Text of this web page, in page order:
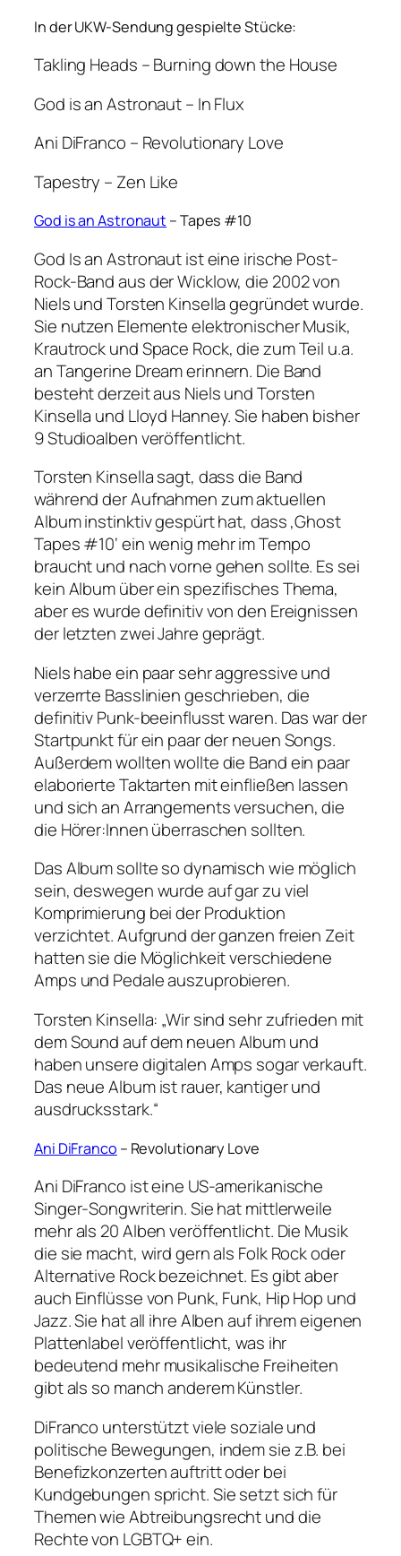
In der UKW-Sendung gespielte Stücke:
Takling Heads – Burning down the House
God is an Astronaut – In Flux
Ani DiFranco – Revolutionary Love
Tapestry – Zen Like
God is an Astronaut – Tapes #10
God Is an Astronaut ist eine irische Post-
Rock-Band aus der Wicklow, die 2002 von
Niels und Torsten Kinsella gegründet wurde.
Sie nutzen Elemente elektronischer Musik,
Krautrock und Space Rock, die zum Teil u.a.
an Tangerine Dream erinnern. Die Band
besteht derzeit aus Niels und Torsten
Kinsella und Lloyd Hanney. Sie haben bisher
9 Studioalben veröffentlicht.
Torsten Kinsella sagt, dass die Band
während der Aufnahmen zum aktuellen
Album instinktiv gespürt hat, dass ‚Ghost
Tapes #10‘ ein wenig mehr im Tempo
braucht und nach vorne gehen sollte. Es sei
kein Album über ein spezifisches Thema,
aber es wurde definitiv von den Ereignissen
der letzten zwei Jahre geprägt.
Niels habe ein paar sehr aggressive und
verzerrte Basslinien geschrieben, die
definitiv Punk-beeinflusst waren. Das war der
Startpunkt für ein paar der neuen Songs.
Außerdem wollten wollte die Band ein paar
elaborierte Taktarten mit einfließen lassen
und sich an Arrangements versuchen, die
die Hörer:Innen überraschen sollten.
Das Album sollte so dynamisch wie möglich
sein, deswegen wurde auf gar zu viel
Komprimierung bei der Produktion
verzichtet. Aufgrund der ganzen freien Zeit
hatten sie die Möglichkeit verschiedene
Amps und Pedale auszuprobieren.
Torsten Kinsella: „Wir sind sehr zufrieden mit
dem Sound auf dem neuen Album und
haben unsere digitalen Amps sogar verkauft.
Das neue Album ist rauer, kantiger und
ausdrucksstark.“
Ani DiFranco – Revolutionary Love
Ani DiFranco ist eine US-amerikanische
Singer-Songwriterin. Sie hat mittlerweile
mehr als 20 Alben veröffentlicht. Die Musik
die sie macht, wird gern als Folk Rock oder
Alternative Rock bezeichnet. Es gibt aber
auch Einflüsse von Punk, Funk, Hip Hop und
Jazz. Sie hat all ihre Alben auf ihrem eigenen
Plattenlabel veröffentlicht, was ihr
bedeutend mehr musikalische Freiheiten
gibt als so manch anderem Künstler.
DiFranco unterstützt viele soziale und
politische Bewegungen, indem sie z.B. bei
Benefizkonzerten auftritt oder bei
Kundgebungen spricht. Sie setzt sich für
Themen wie Abtreibungsrecht und die
Rechte von LGBTQ+ ein.